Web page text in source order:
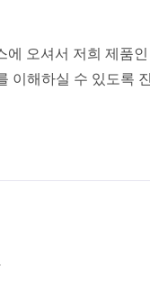
에 오셔서 저희 제품
이해하실 수 있도록